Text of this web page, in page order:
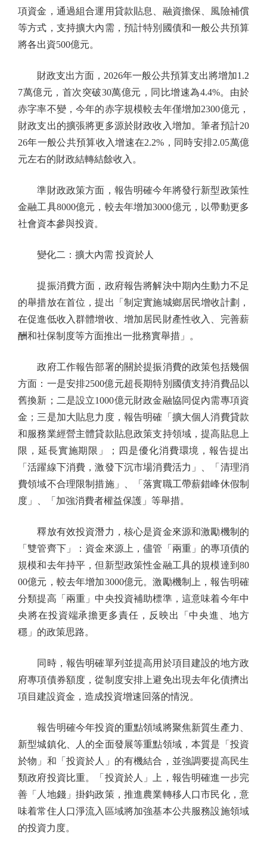
項資金，通過組合運用貸款貼息、融資擔保、風險補償
等方式，支持擴大內需，預計特別國債和一般公共預算
將各出資500億元。
財政支出方面，2026年一般公共預算支出將增加1.2
7萬億元，首次突破30萬億元，同比增速為4.4%。由於
赤字率不變，今年的赤字規模較去年僅增加2300億元，
財政支出的擴張將更多源於財政收入增加。筆者預計20
26年一般公共預算收入增速在2.2%，同時安排2.05萬億
元左右的財政結轉結餘收入。
準財政政策方面，報告明確今年將發行新型政策性
金融工具8000億元，較去年增加3000億元，以帶動更多
社會資本參與投資。
變化二：擴大內需 投資於人
提振消費方面，政府報告將解決中期內生動力不足
的舉措放在首位，提出「制定實施城鄉居民增收計劃，
在促進低收入群體增收、增加居民財產性收入、完善薪
酬和社保制度等方面推出一批務實舉措」。
政府工作報告部署的關於提振消費的政策包括幾個
方面：一是安排2500億元超長期特別國債支持消費品以
舊換新；二是設立1000億元財政金融協同促內需專項資
金；三是加大貼息力度，報告明確「擴大個人消費貸款
和服務業經營主體貸款貼息政策支持領域，提高貼息上
限，延長實施期限」；四是優化消費環境，報告提出
「活躍線下消費，激發下沉市場消費活力」、「清理消
費領域不合理限制措施」、「落實職工帶薪錯峰休假制
度」、「加強消費者權益保護」等舉措。
釋放有效投資潛力，核心是資金來源和激勵機制的
「雙管齊下」：資金來源上，儘管「兩重」的專項債的
規模和去年持平，但新型政策性金融工具的規模達到80
00億元，較去年增加3000億元。激勵機制上，報告明確
分類提高「兩重」中央投資補助標準，這意味着今年中
央將在投資端承擔更多責任，反映出「中央進、地方
穩」的政策思路。
同時，報告明確單列並提高用於項目建設的地方政
府專項債券額度，從制度安排上避免出現去年化債擠出
項目建設資金，造成投資增速回落的情況。
報告明確今年投資的重點領域將聚焦新質生產力、
新型城鎮化、人的全面發展等重點領域，本質是「投資
於物」和「投資於人」的有機結合，並強調要提高民生
類政府投資比重。「投資於人」上，報告明確進一步完
善「人地錢」掛鈎政策，推進農業轉移人口市民化，意
味着常住人口淨流入區域將加強基本公共服務設施領域
的投資力度。